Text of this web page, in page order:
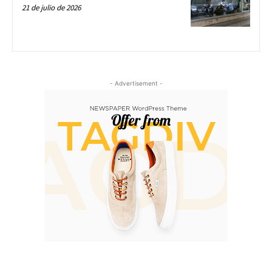
21 de julio de 2026
- Advertisement -